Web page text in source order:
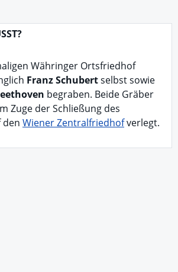
Währinger Ortsfriedhof
Franz Schubertselbst sowie
begraben. Beide Gräber
Zuge der Schließung des
den Wiener Zentralfriedhofverlegt.